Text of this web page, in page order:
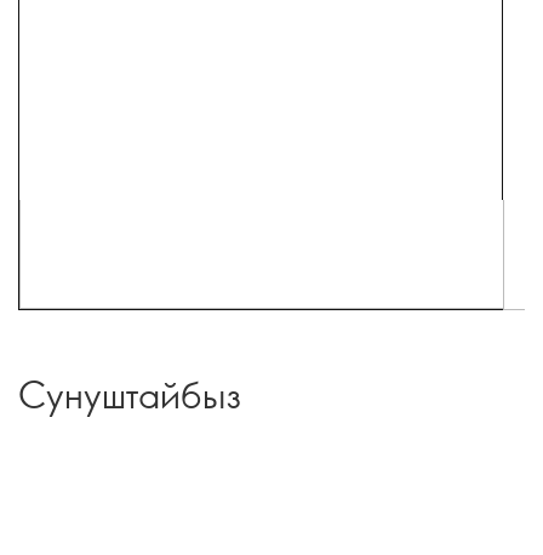
Сунуштайбыз